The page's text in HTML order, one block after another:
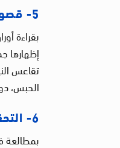
5- قصور/ بطلان تحقيقات نيابة أمن الدولة:
بقراءة
إظهارها
تقاعس
الحبس،
6- التحقيق في غياب محام:
بمطالعة